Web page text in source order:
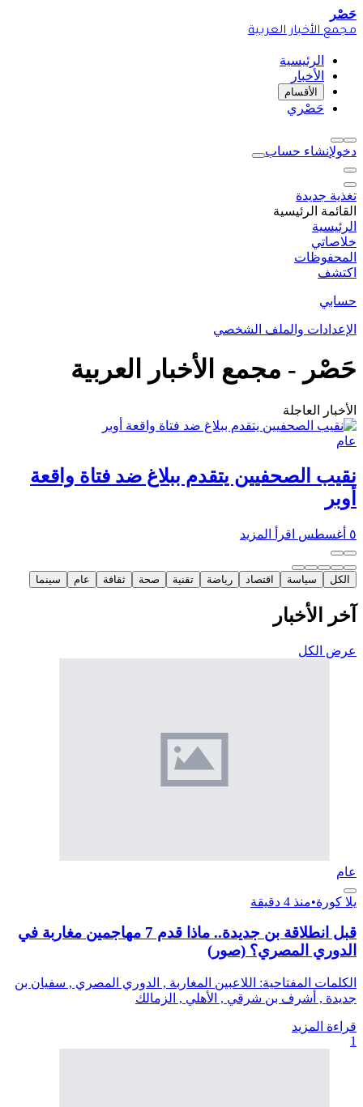
حَصْر
مجمع الأخبار العربية
الرئيسية
الأخبار
الأقسام
حَصْري
دخولإنشاء حساب
تغذية جديدة
القائمة الرئيسية
الرئيسية
خلاصاتي
المحفوظات
اكتشف
حسابي
الإعدادات والملف الشخصي
حَصْر - مجمع الأخبار العربية
الأخبار العاجلة
عام
نقيب الصحفيين يتقدم ببلاغ ضد فتاة واقعة
أوبر
٥ أغسطس اقرأ المزيد
الكل سياسة اقتصاد رياضة تقنية صحة ثقافة عام سينما
آخر الأخبار
عرض الكل
عام
يلا كورة•منذ 4 دقيقة
قبل انطلاقة بن جديدة.. ماذا قدم 7 مهاجمين مغاربة في
الدوري المصري؟ (صور)
الكلمات المفتاحية: اللاعبين المغاربة , الدوري المصري , سفيان بن
جديدة , أشرف بن شرقي , الأهلي , الزمالك
قراءة المزيد
1